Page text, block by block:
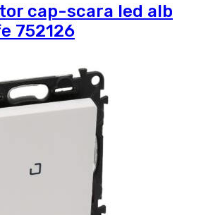
cap-scara led alb
752126